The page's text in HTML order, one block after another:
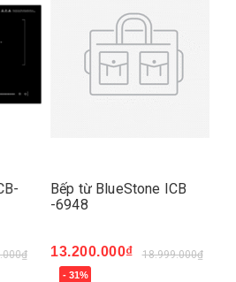
Bếp từ BlueStone ICB
-6948
13.200.000₫ 18.999.000₫
- 31%